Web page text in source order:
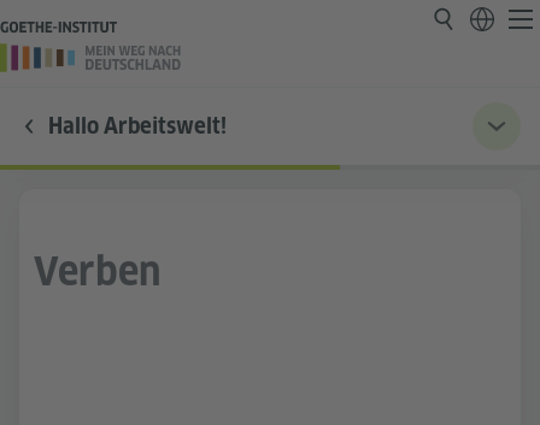
Hallo Arbeitswelt!
Verben